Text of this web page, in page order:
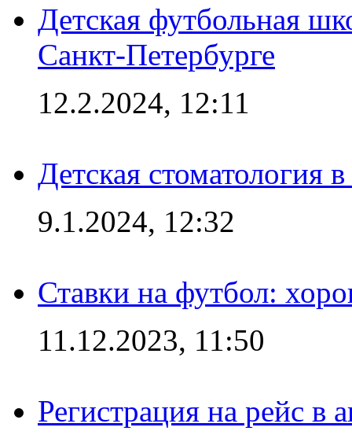
Детская футбольная
Санкт-Петербурге
12.2.2024, 12:11
Детская стоматология
9.1.2024, 12:32
Ставки на футбол:
11.12.2023, 11:50
Регистрация на рейс в